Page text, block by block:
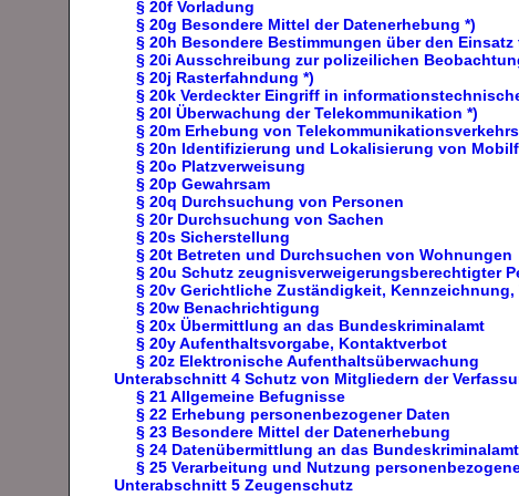
§ 20f Vorladung
§ 20g Besondere Mittel der Datenerhebung *)
§ 20h Besondere Bestimmungen über den
§ 20i Ausschreibung zur polizeilichen
§ 20j Rasterfahndung *)
§ 20k Verdeckter Eingriff in
§ 20l Überwachung der Telekommunikation *)
§ 20m Erhebung von
§ 20n Identifizierung und Lokalisierung von
§ 20o Platzverweisung
§ 20p Gewahrsam
§ 20q Durchsuchung von Personen
§ 20r Durchsuchung von Sachen
§ 20s Sicherstellung
§ 20t Betreten und Durchsuchen von Wohnungen
§ 20u Schutz zeugnisverweigerungsberechtigter
§ 20v Gerichtliche Zuständigkeit,
§ 20w Benachrichtigung
§ 20x Übermittlung an das Bundeskriminalamt
§ 20y Aufenthaltsvorgabe, Kontaktverbot
§ 20z Elektronische Aufenthaltsüberwachung
Unterabschnitt 4 Schutz von Mitgliedern der
§ 21 Allgemeine Befugnisse
§ 22 Erhebung personenbezogener Daten
§ 23 Besondere Mittel der Datenerhebung
§ 24 Datenübermittlung an das Bundeskriminalamt
§ 25 Verarbeitung und Nutzung
Unterabschnitt 5 Zeugenschutz